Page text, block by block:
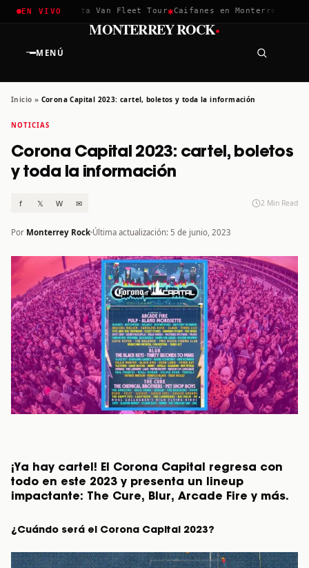
EN VIVO
2026✱ Greta Van Fleet Tour✱Caifanes en Monterrey · 12
MENÚ
MONTERREY ROCK·
Inicio » Corona Capital 2023: cartel, boletos y toda la información
NOTICIAS
Corona Capital 2023: cartel, boletos
y toda la información
f 𝕏 W ✉ 2 Min Read
Por Monterrey Rock Última actualización: 5 de junio, 2023
¡Ya hay cartel! El Corona Capital regresa con
todo en este 2023 y presenta un lineup
impactante: The Cure, Blur, Arcade Fire y más.
¿Cuándo será el Corona Capital 2023?